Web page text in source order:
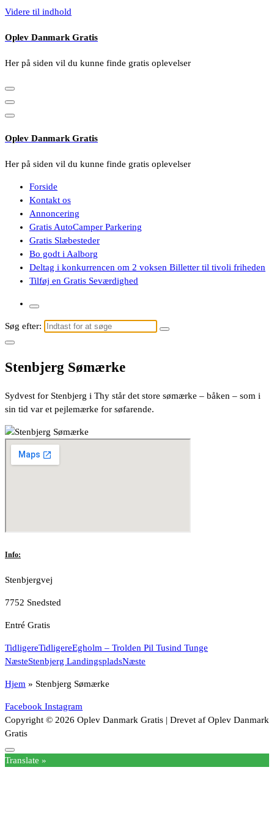
Videre til indhold
Oplev Danmark Gratis
Her på siden vil du kunne finde gratis oplevelser
Oplev Danmark Gratis
Her på siden vil du kunne finde gratis oplevelser
Forside
Kontakt os
Annoncering
Gratis AutoCamper Parkering
Gratis Slæbesteder
Bo godt i Aalborg
Deltag i konkurrencen om 2 voksen Billetter til tivoli friheden
Tilføj en Gratis Seværdighed
Søg efter:
Stenbjerg Sømærke
Sydvest for Stenbjerg i Thy står det store sømærke – båken – som i
sin tid var et pejlemærke for søfarende.
Info:
Stenbjergvej
7752 Snedsted
Entré Gratis
TidligereTidligereEgholm – Trolden Pil Tusind Tunge
NæsteStenbjerg LandingspladsNæste
Hjem » Stenbjerg Sømærke
Facebook Instagram
Copyright © 2026 Oplev Danmark Gratis | Drevet af Oplev Danmark
Gratis
Translate »